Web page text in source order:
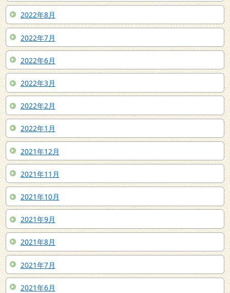
2022年8月
2022年7月
2022年6月
2022年3月
2022年2月
2022年1月
2021年12月
2021年11月
2021年10月
2021年9月
2021年8月
2021年7月
2021年6月